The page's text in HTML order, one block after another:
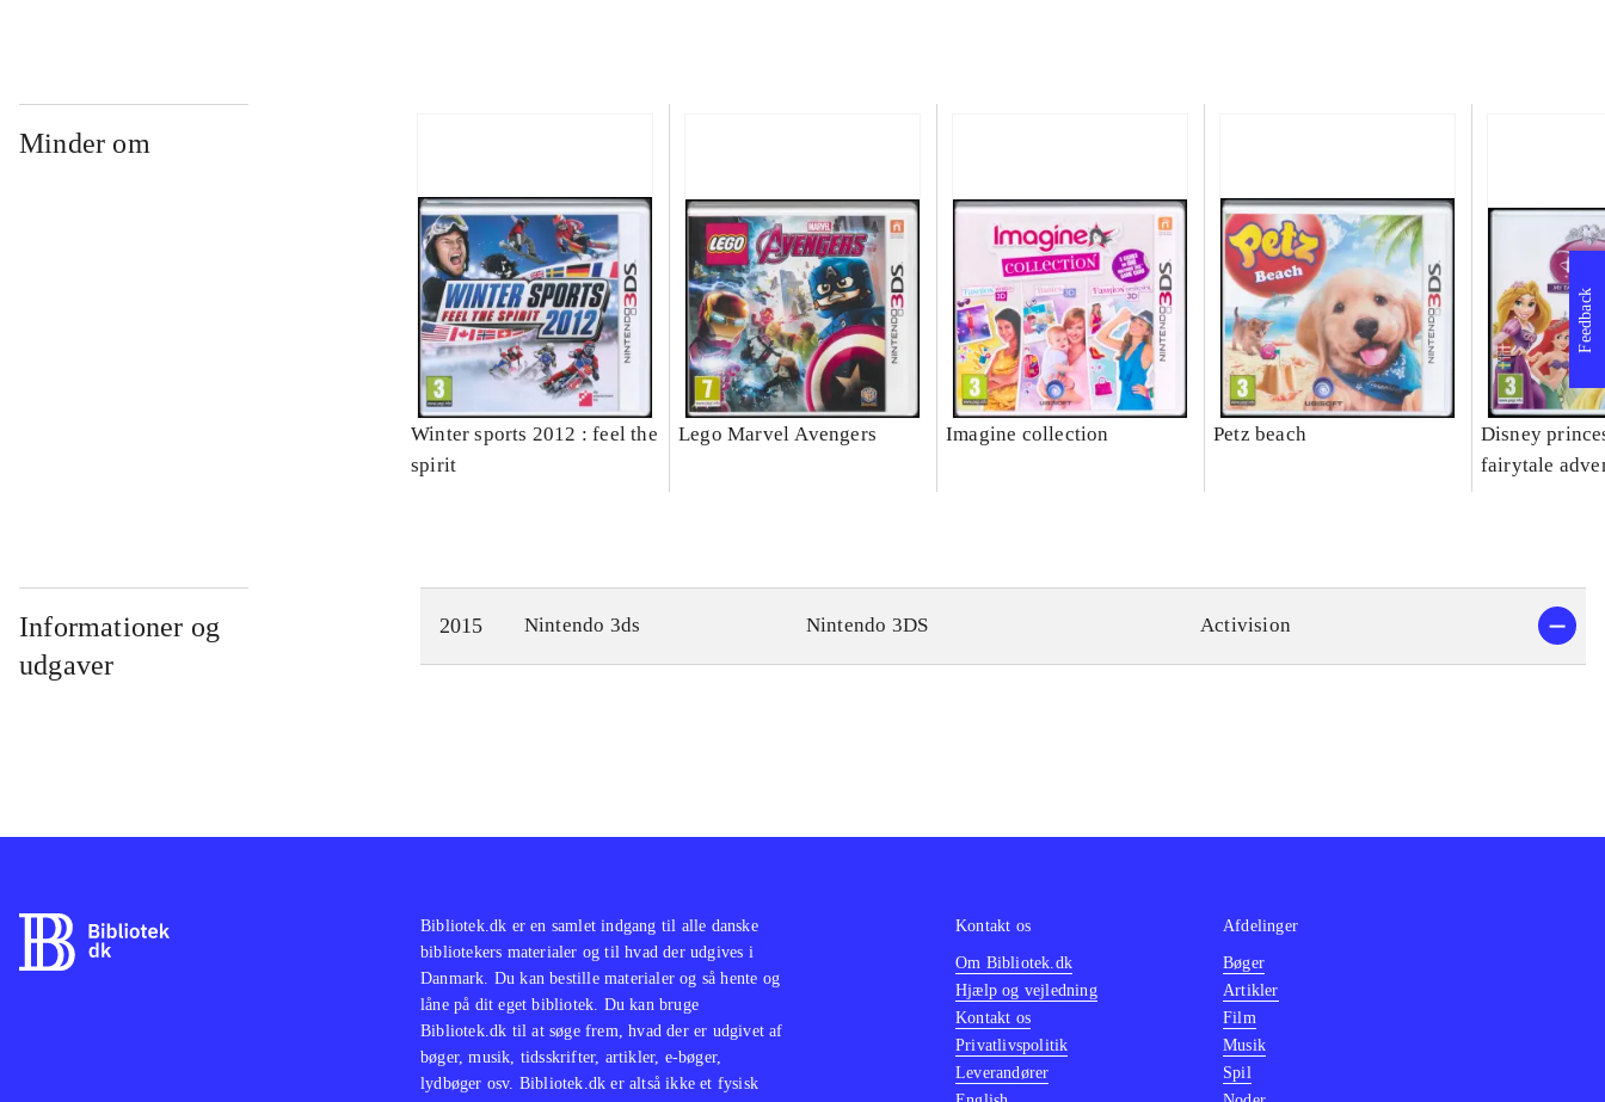
Minder om
Winter sports 2012 : feel the
spirit
Lego Marvel Avengers Imagine collection Petz beach
Disney
fairytale
Informationer og
udgaver
2015 Nintendo 3ds Nintendo 3DS Activision
Feedback
Bibliotek.dk er en samlet indgang til alle danske
bibliotekers materialer og til hvad der udgives i
Danmark. Du kan bestille materialer og så hente og
låne på dit eget bibliotek. Du kan bruge
Bibliotek.dk til at søge frem, hvad der er udgivet af
bøger, musik, tidsskrifter, artikler, e-bøger,
lydbøger osv. Bibliotek.dk er altså ikke et fysisk
Kontakt os
Om Bibliotek.dk
Hjælp og vejledning
Kontakt os
Privatlivspolitik
Leverandører
Afdelinger
Bøger
Artikler
Film
Musik
Spil